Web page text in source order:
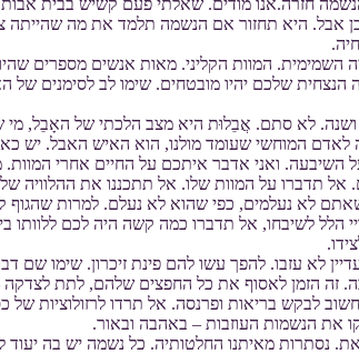
אבל. היא תחזור אם הנשמה תלמד את מה שהייתה
המוות הקליני. מאות אנשים מספרים שהיו
הנצחית שלכם יהיו מובטחים. שימו לב לסימנים
לא סתם. אֲבֵלוּת היא מצב הלכתי של האָבֵל, מי
המוחשי שעומד מולנו, הוא האיש האבל. יש
ואני אדבר איתכם על החיים אחרי
אל תדברו על המוות שלו. אל תתכננו את ההלוויה
לא נעלמים, כפי שהוא לא נעלם. למרות
הלל לשיבחו, אל תדברו כמה קשה היה לכם ללוותו
לא עזבו. להפך עשו להם פינת זיכרון. שימו שם
זה הזמן לאסוף את כל החפצים שלהם, לתת
לבקש בריאות ופרנסה. אל תרדו לרזולוציות
את הנשמות העוזבות – באהבה ובאור.
נסתרות מאיתנו החלטותיה. כל נשמה יש בה יעוד